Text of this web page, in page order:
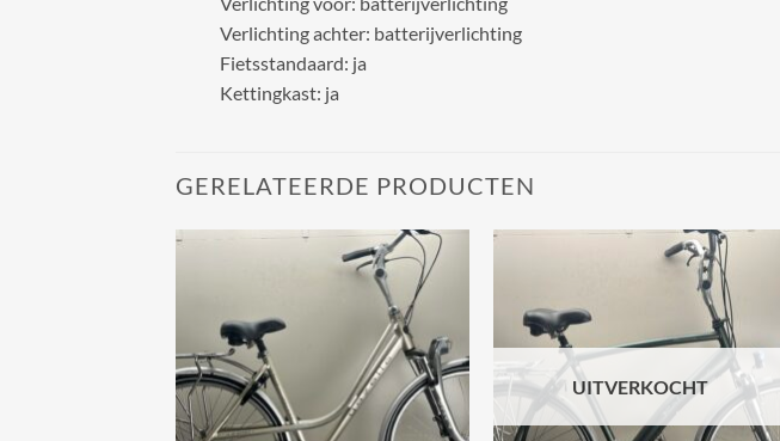
Verlichting achter: batterijverlichting
Fietsstandaard: ja
Kettingkast: ja
GERELATEERDE PRODUCTEN
Add to
wishlist
Add to
wishlist
UITVERKOCHT